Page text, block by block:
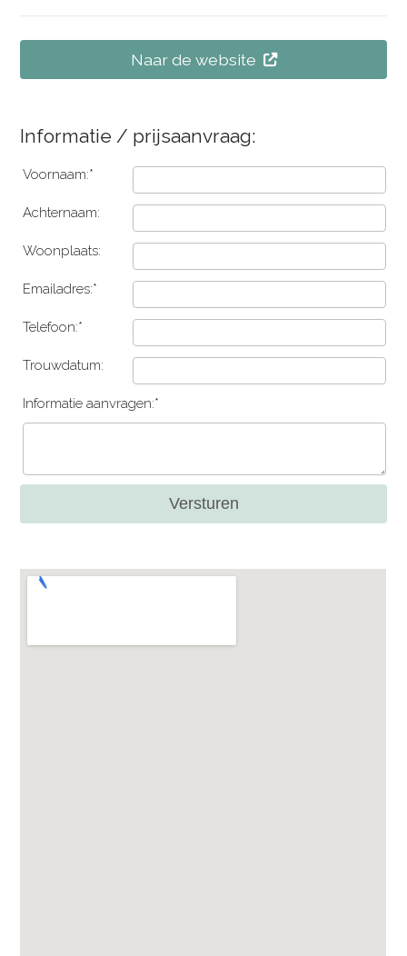
Naar de website
Informatie / prijsaanvraag:
Voornaam:*
Achternaam:
Woonplaats:
Emailadres:*
Telefoon:*
Trouwdatum:
Informatie aanvragen:*